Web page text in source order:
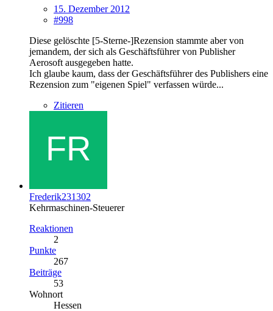
15. Dezember 2012
#998
Diese gelöschte [5-Sterne-]Rezension stammte aber von
jemandem, der sich als Geschäftsführer von Publisher
Aerosoft ausgegeben hatte.
Ich glaube kaum, dass der Geschäftsführer des Publishers eine
Rezension zum "eigenen Spiel" verfassen würde...
Zitieren
Frederik231302
Kehrmaschinen-Steuerer
Reaktionen
2
Punkte
267
Beiträge
53
Wohnort
Hessen